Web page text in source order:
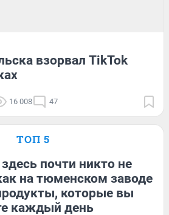
взорвал TikTok
16 008 47
ТОП 5
почти никто не
на тюменском заводе
которые вы
каждый день